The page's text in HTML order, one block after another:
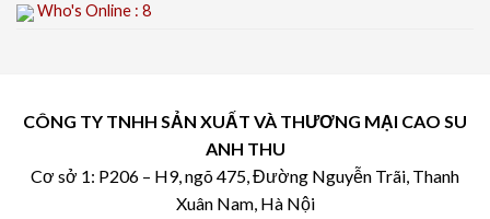
Who's Online : 8
CÔNG TY TNHH SẢN XUẤT VÀ THƯƠNG MẠI CAO SU
ANH THU
Cơ sở 1: P206 – H9, ngõ 475, Đường Nguyễn Trãi, Thanh
Xuân Nam, Hà Nội